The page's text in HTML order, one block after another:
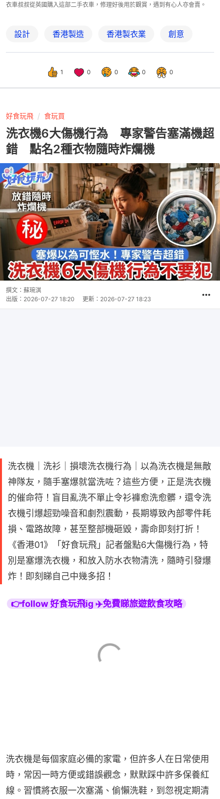
衣車叔叔從英國購入這部二手衣車，修理好後用於觀賞，遇到有心人亦會賣。
設計 香港製造 香港製衣業 創意
1 0 0 0 0
好食玩飛 食玩買
洗衣機6大傷機行為 專家警告塞滿機超
錯 點名2種衣物隨時炸爛機
撰文： 蘇琬淇
出版： 2026-07-27 18:20 更新： 2026-07-27 18:23
洗衣機｜洗衫｜損壞洗衣機行為｜以為洗衣機是無敵
神隊友，隨手塞爆就當洗咗？這些方便，正是洗衣機
的催命符！盲目亂洗不單止令衫褲愈洗愈髒，還令洗
衣機引爆超勁噪音和劇烈震動，長期導致內部零件耗
損、電路故障，甚至整部機砸毀，壽命即刻打折！
《香港01》「好食玩飛」記者盤點6大傷機行為，特
別是塞爆洗衣機，和放入防水衣物清洗，隨時引發爆
炸！即刻睇自己中幾多招！
👉follow 好食玩飛ig ✈️免費睇旅遊飲食攻略
洗衣機是每個家庭必備的家電，但許多人在日常使用
時，常因一時方便或錯誤觀念，默默踩中許多保養紅
線。習慣將衣服一次塞滿、偷懶洗鞋，到忽視定期清